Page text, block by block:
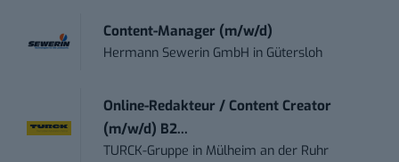
Content-Manager (m/w/d)
Hermann Sewerin GmbH in Gütersloh
Online-Redakteur / Content Creator
(m/w/d) B2...
TURCK-Gruppe in Mülheim an der Ruhr